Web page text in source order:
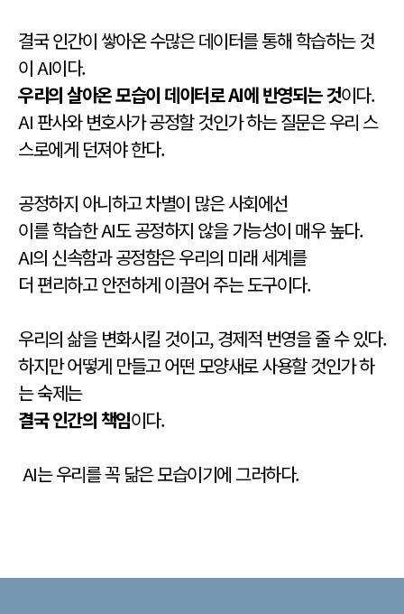
결국 인간이 쌓아온 수많은 데이터를 통해 학습하는 것
이 AI이다.
우리의 살아온 모습이 데이터로 AI에 반영되는 것이다.
AI 판사와 변호사가 공정할 것인가 하는 질문은 우리 스
스로에게 던져야 한다.
공정하지 아니하고 차별이 많은 사회에선
이를 학습한 AI도 공정하지 않을 가능성이 매우 높다.
AI의 신속함과 공정함은 우리의 미래 세계를
더 편리하고 안전하게 이끌어 주는 도구이다.
우리의 삶을 변화시킬 것이고, 경제적 번영을 줄 수 있다.
하지만 어떻게 만들고 어떤 모양새로 사용할 것인가 하
는 숙제는
결국 인간의 책임이다.
AI는 우리를 꼭 닮은 모습이기에 그러하다.